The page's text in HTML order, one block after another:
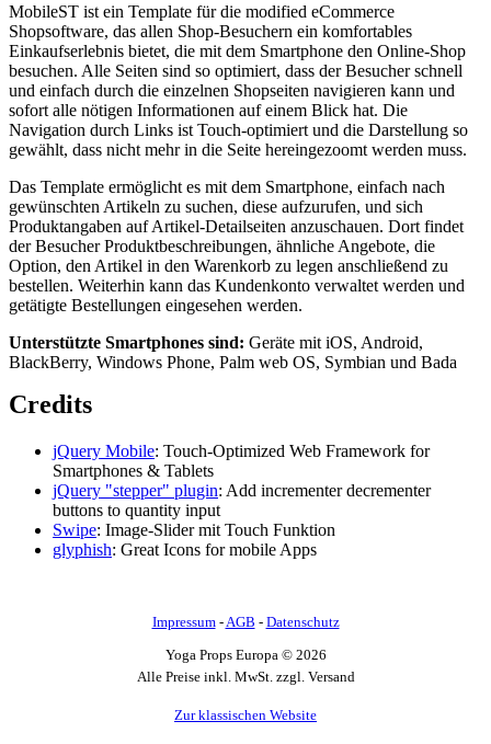
MobileST ist ein Template für die modified eCommerce
Shopsoftware, das allen Shop-Besuchern ein komfortables
Einkaufserlebnis bietet, die mit dem Smartphone den Online-Shop
besuchen. Alle Seiten sind so optimiert, dass der Besucher schnell
und einfach durch die einzelnen Shopseiten navigieren kann und
sofort alle nötigen Informationen auf einem Blick hat. Die
Navigation durch Links ist Touch-optimiert und die Darstellung so
gewählt, dass nicht mehr in die Seite hereingezoomt werden muss.
Das Template ermöglicht es mit dem Smartphone, einfach nach
gewünschten Artikeln zu suchen, diese aufzurufen, und sich
Produktangaben auf Artikel-Detailseiten anzuschauen. Dort findet
der Besucher Produktbeschreibungen, ähnliche Angebote, die
Option, den Artikel in den Warenkorb zu legen anschließend zu
bestellen. Weiterhin kann das Kundenkonto verwaltet werden und
getätigte Bestellungen eingesehen werden.
Unterstützte Smartphones sind: Geräte mit iOS, Android,
BlackBerry, Windows Phone, Palm web OS, Symbian und Bada
Credits
jQuery Mobile: Touch-Optimized Web Framework for
Smartphones & Tablets
jQuery "stepper" plugin: Add incrementer decrementer
buttons to quantity input
Swipe: Image-Slider mit Touch Funktion
glyphish: Great Icons for mobile Apps
Impressum- AGB - Datenschutz
Yoga Props Europa © 2026
Alle Preise inkl. MwSt. zzgl. Versand
Zur klassischen Website